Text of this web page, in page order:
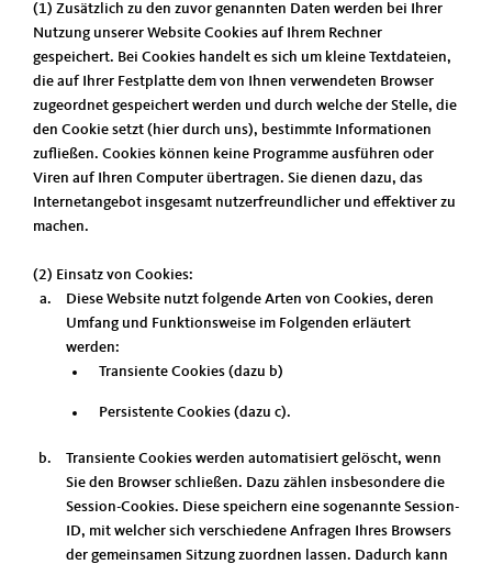
(1) Zusätzlich zu den zuvor genannten Daten werden bei Ihrer
Nutzung unserer Website Cookies auf Ihrem Rechner
gespeichert. Bei Cookies handelt es sich um kleine Textdateien,
die auf Ihrer Festplatte dem von Ihnen verwendeten Browser
zugeordnet gespeichert werden und durch welche der Stelle, die
den Cookie setzt (hier durch uns), bestimmte Informationen
zufließen. Cookies können keine Programme ausführen oder
Viren auf Ihren Computer übertragen. Sie dienen dazu, das
Internetangebot insgesamt nutzerfreundlicher und effektiver zu
machen.
(2) Einsatz von Cookies:
Diese Website nutzt folgende Arten von Cookies, deren
Umfang und Funktionsweise im Folgenden erläutert
werden:
Transiente Cookies (dazu b)
Persistente Cookies (dazu c).
Transiente Cookies werden automatisiert gelöscht, wenn
Sie den Browser schließen. Dazu zählen insbesondere die
Session-Cookies. Diese speichern eine sogenannte Session-
ID, mit welcher sich verschiedene Anfragen Ihres Browsers
der gemeinsamen Sitzung zuordnen lassen. Dadurch kann